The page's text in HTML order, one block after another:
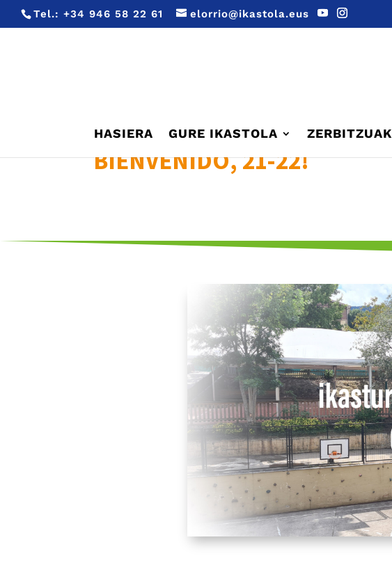
Tel.: +34 946 58 22 61 elorrio@ikastola.eus
HASIERA GURE IKASTOLA ZERBITZUAK
BIENVENIDO, 21-22!